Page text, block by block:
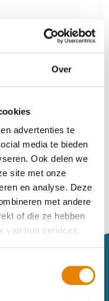
Over
advertenties te
media te bieden
Ook delen we
site met onze
en analyse. Deze
met andere
of die ze hebben
van hun services.
wandeldagboek?